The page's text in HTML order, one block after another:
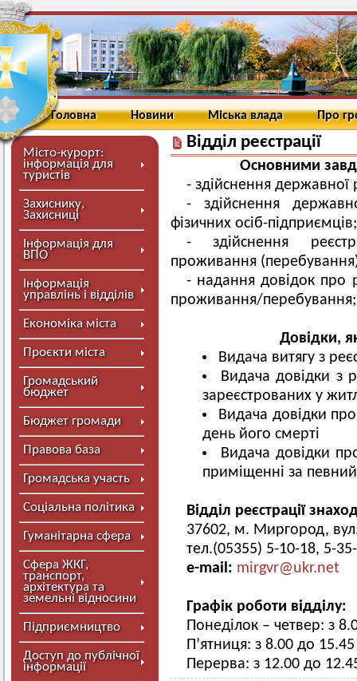
Головна Новини Міська влада Про
Місто-курорт:
інформація для
туристів
Захиснику,
Захисниці
Інформація для
ВПО
Інформація
управлінь і відділів
Економіка міста
Проєкти міста
Громадський
бюджет
Бюджет громади
Правова база
Громадська участь
Соціальна політика
Гуманітарна сфера
Сфера ЖКГ,
транспорт,
архітектура та
земельні відносини
Підприємництво
Доступ до публічної
інформації
Відділ реєстрації
Основними
- здійснення
- здійснення
фізичних осіб-підприємців;
- здійснення
проживання
- надання довідок про
проживання/перебування;
Довідки,
Видача витягу з
Видача довідки з
зареєстрованих у
Видача довідки
день його смерті
Видача довідки
приміщенні за
Відділ реєстрації
37602, м. Миргород,
тел.(05355) 5-10-18, 5-
e-mail: mirgvr@ukr.net
Графік роботи відділу:
Понеділок – четвер: з
П’ятниця: з 8.00 до 15.45
Перерва: з 12.00 до